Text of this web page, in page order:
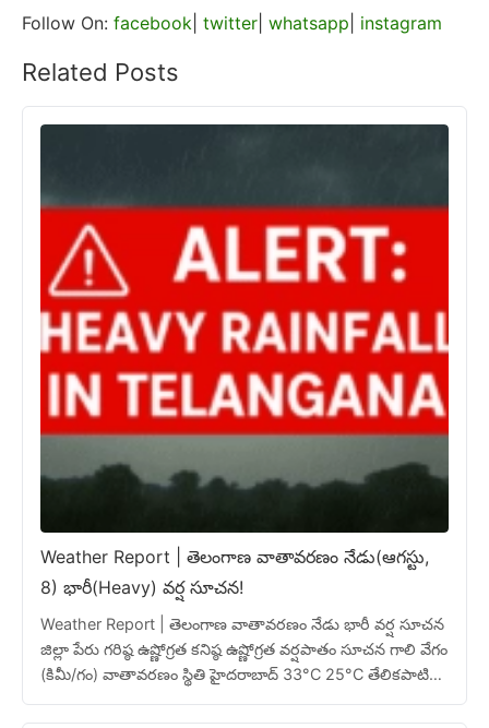
Follow On: facebook twitter whatsapp instagram
Related Posts
Weather Report | తెలంగాణ వాతావరణం నేడు(ఆగస్టు,
8) భారీ(Heavy) వర్ష సూచన!
Weather Report | తెలంగాణ వాతావరణం నేడు భారీ వర్ష సూచన
జిల్లా పేరు గరిష్ఠ ఉష్ణోగ్రత కనిష్ఠ ఉష్ణోగ్రత వర్షపాతం సూచన గాలి వేగం
(కిమీ/గం) వాతావరణం స్థితి హైదరాబాద్ 33°C 25°C తేలికపాటి